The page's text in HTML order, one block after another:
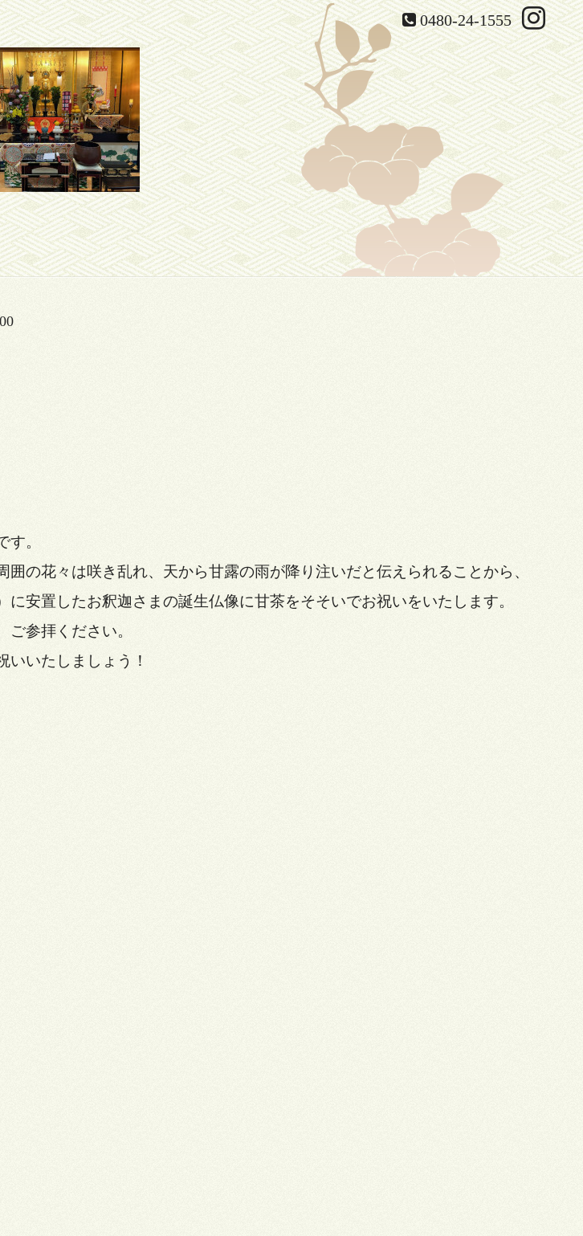
0480-24-1555
す。
の花々は咲き乱れ、天から甘露の雨が降り注いだと伝えられることから、
安置したお釈迦さまの誕生仏像に甘茶をそそいでお祝いをいたします。
参拝ください。
いいたしましょう！